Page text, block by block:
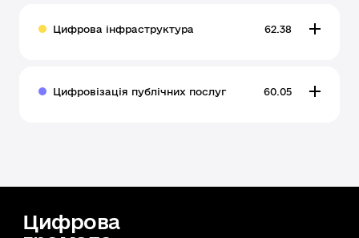
Цифрова інфраструктура 62.38
Цифровізація публічних послуг 60.05
Цифрова